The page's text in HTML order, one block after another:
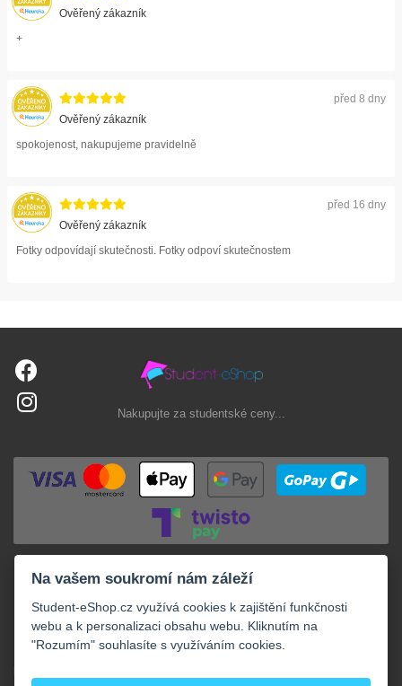
Ověřený zákazník
+
před 8 dny
Ověřený zákazník
spokojenost, nakupujeme pravidelně
před 16 dny
Ověřený zákazník
Fotky odpovídají skutečnosti. Fotky odpoví skutečnostem
Nakupujte za studentské ceny...
Na vašem soukromí nám záleží
Student-eShop.cz využívá cookies k zajištění funkčnosti
webu a k personalizaci obsahu webu. Kliknutím na
"Rozumím" souhlasíte s využíváním cookies.